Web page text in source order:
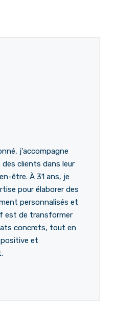
j'accompagne
des clients dans leur
être. À 31 ans, je
pour élaborer des
personnalisés et
est de transformer
concrets, tout en
et